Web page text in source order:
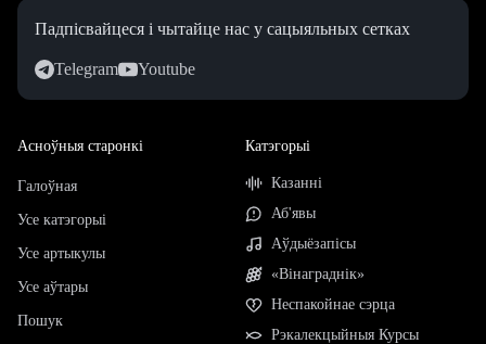
Падпісвайцеся і чытайце нас у сацыяльных сетках
Telegram Youtube
Асноўныя старонкі
Галоўная
Усе катэгорыі
Усе артыкулы
Усе аўтары
Пошук
Катэгорыі
Казанні
Аб'явы
Аўдыёзапісы
«Вінаграднік»
Неспакойнае сэрца
Рэкалекцыйныя Курсы